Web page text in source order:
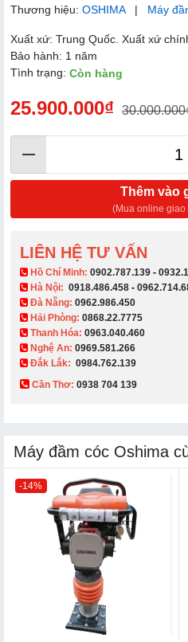
Thương hiệu: OSHIMA| Máy
Xuất xứ: Trung Quốc. Xuất xứ
Bảo hành: 1 năm
Tình trạng: Còn hàng
25.900.000₫
Thêm vào
(Mua online giao
LIÊN HỆ TƯ VẤN
​ Hồ Chí Minh: 0902.787.139 -
Hà Nội: 0918.486.458 -
Đà Nẵng: 0962.986.450
Hải Phòng: 0868.22.7775
Thanh Hóa: 0963.040.460
Nghệ An: 0969.581.266
Đắk Lắk: 0984.762.139
Cần Thơ: 0938 704 139​
Máy đầm cóc Oshima
-14%